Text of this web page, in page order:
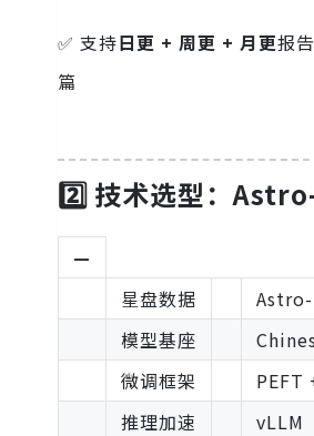
✅ 支持日更 + 周更 + 月更报
篇
2️⃣ 技术选型：
—
星盘数据
模型基座
微调框架
PEFT
推理加速
vLLM